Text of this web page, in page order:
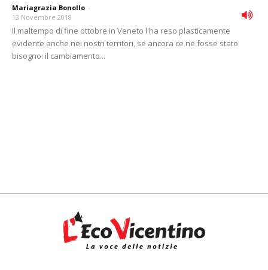
Mariagrazia Bonollo -
13 Novembre 2018
Il maltempo di fine ottobre in Veneto l'ha reso plasticamente
evidente anche nei nostri territori, se ancora ce ne fosse stato
bisogno: il cambiamento...